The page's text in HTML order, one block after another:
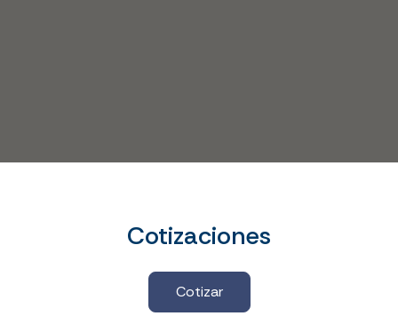
Cotizaciones
Cotizar